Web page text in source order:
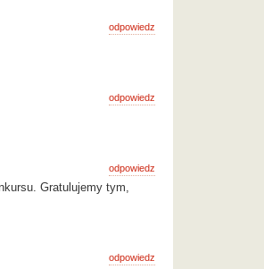
odpowiedz
odpowiedz
Gratulujemy tym,
odpowiedz
odpowiedz